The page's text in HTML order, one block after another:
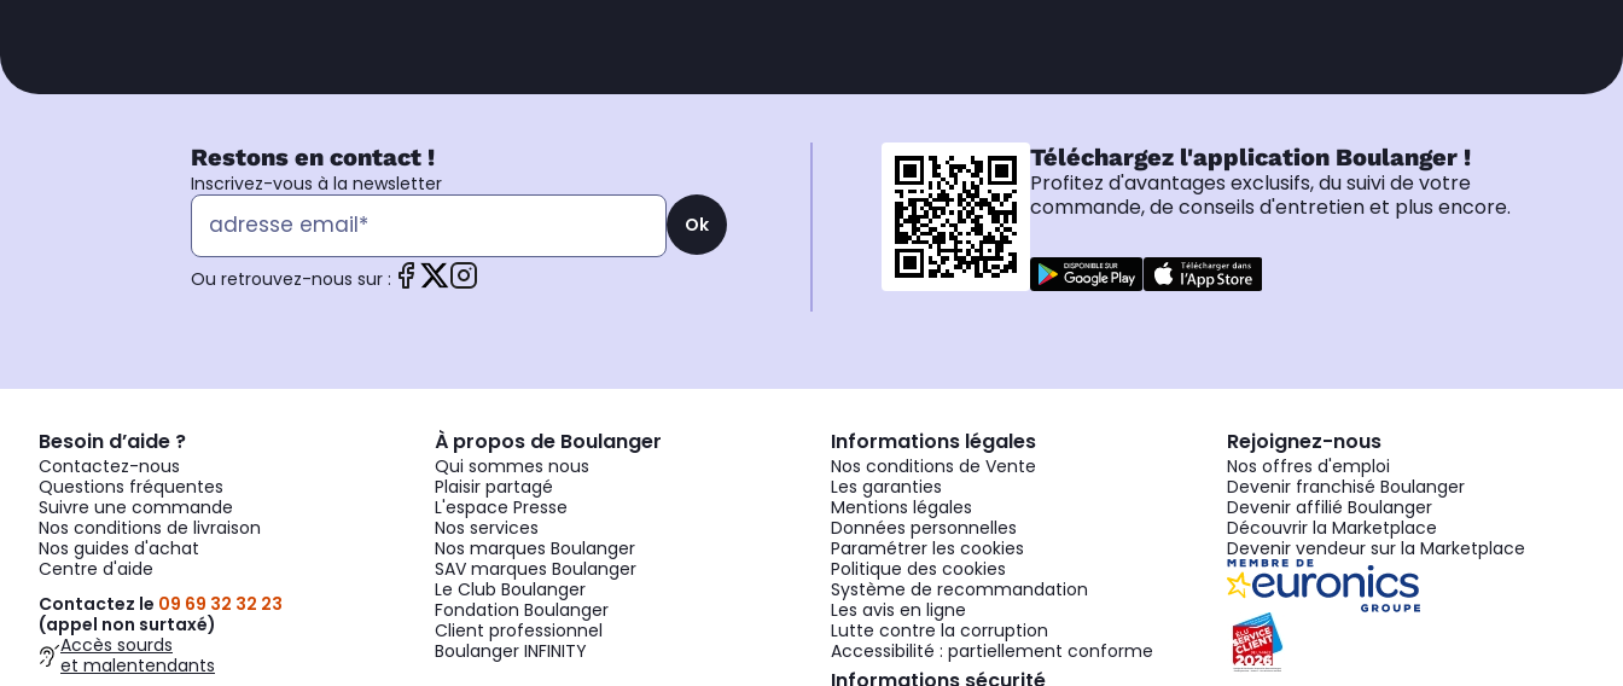
Restons en contact !
Inscrivez-vous à la newsletter
Ok
Ou retrouvez-nous sur :
Téléchargez l'application Boulanger !
Profitez d'avantages exclusifs, du suivi de votre
commande, de conseils d'entretien et plus encore.
Besoin d’aide ?
Contactez-nous
Questions fréquentes
Suivre une commande
Nos conditions de livraison
Nos guides d'achat
Centre d'aide
Contactez le 09 69 32 32 23
(appel non surtaxé)
Accès sourds
et malentendants
À propos de Boulanger
Qui sommes nous
Plaisir partagé
L'espace Presse
Nos services
Nos marques Boulanger
SAV marques Boulanger
Le Club Boulanger
Fondation Boulanger
Client professionnel
Boulanger INFINITY
Informations légales
Nos conditions de Vente
Les garanties
Mentions légales
Données personnelles
Paramétrer les cookies
Politique des cookies
Système de recommandation
Les avis en ligne
Lutte contre la corruption
Accessibilité : partiellement conforme
Rejoignez-nous
Nos offres d'emploi
Devenir franchisé Boulanger
Devenir affilié Boulanger
Découvrir la Marketplace
Devenir vendeur sur la Marketplace